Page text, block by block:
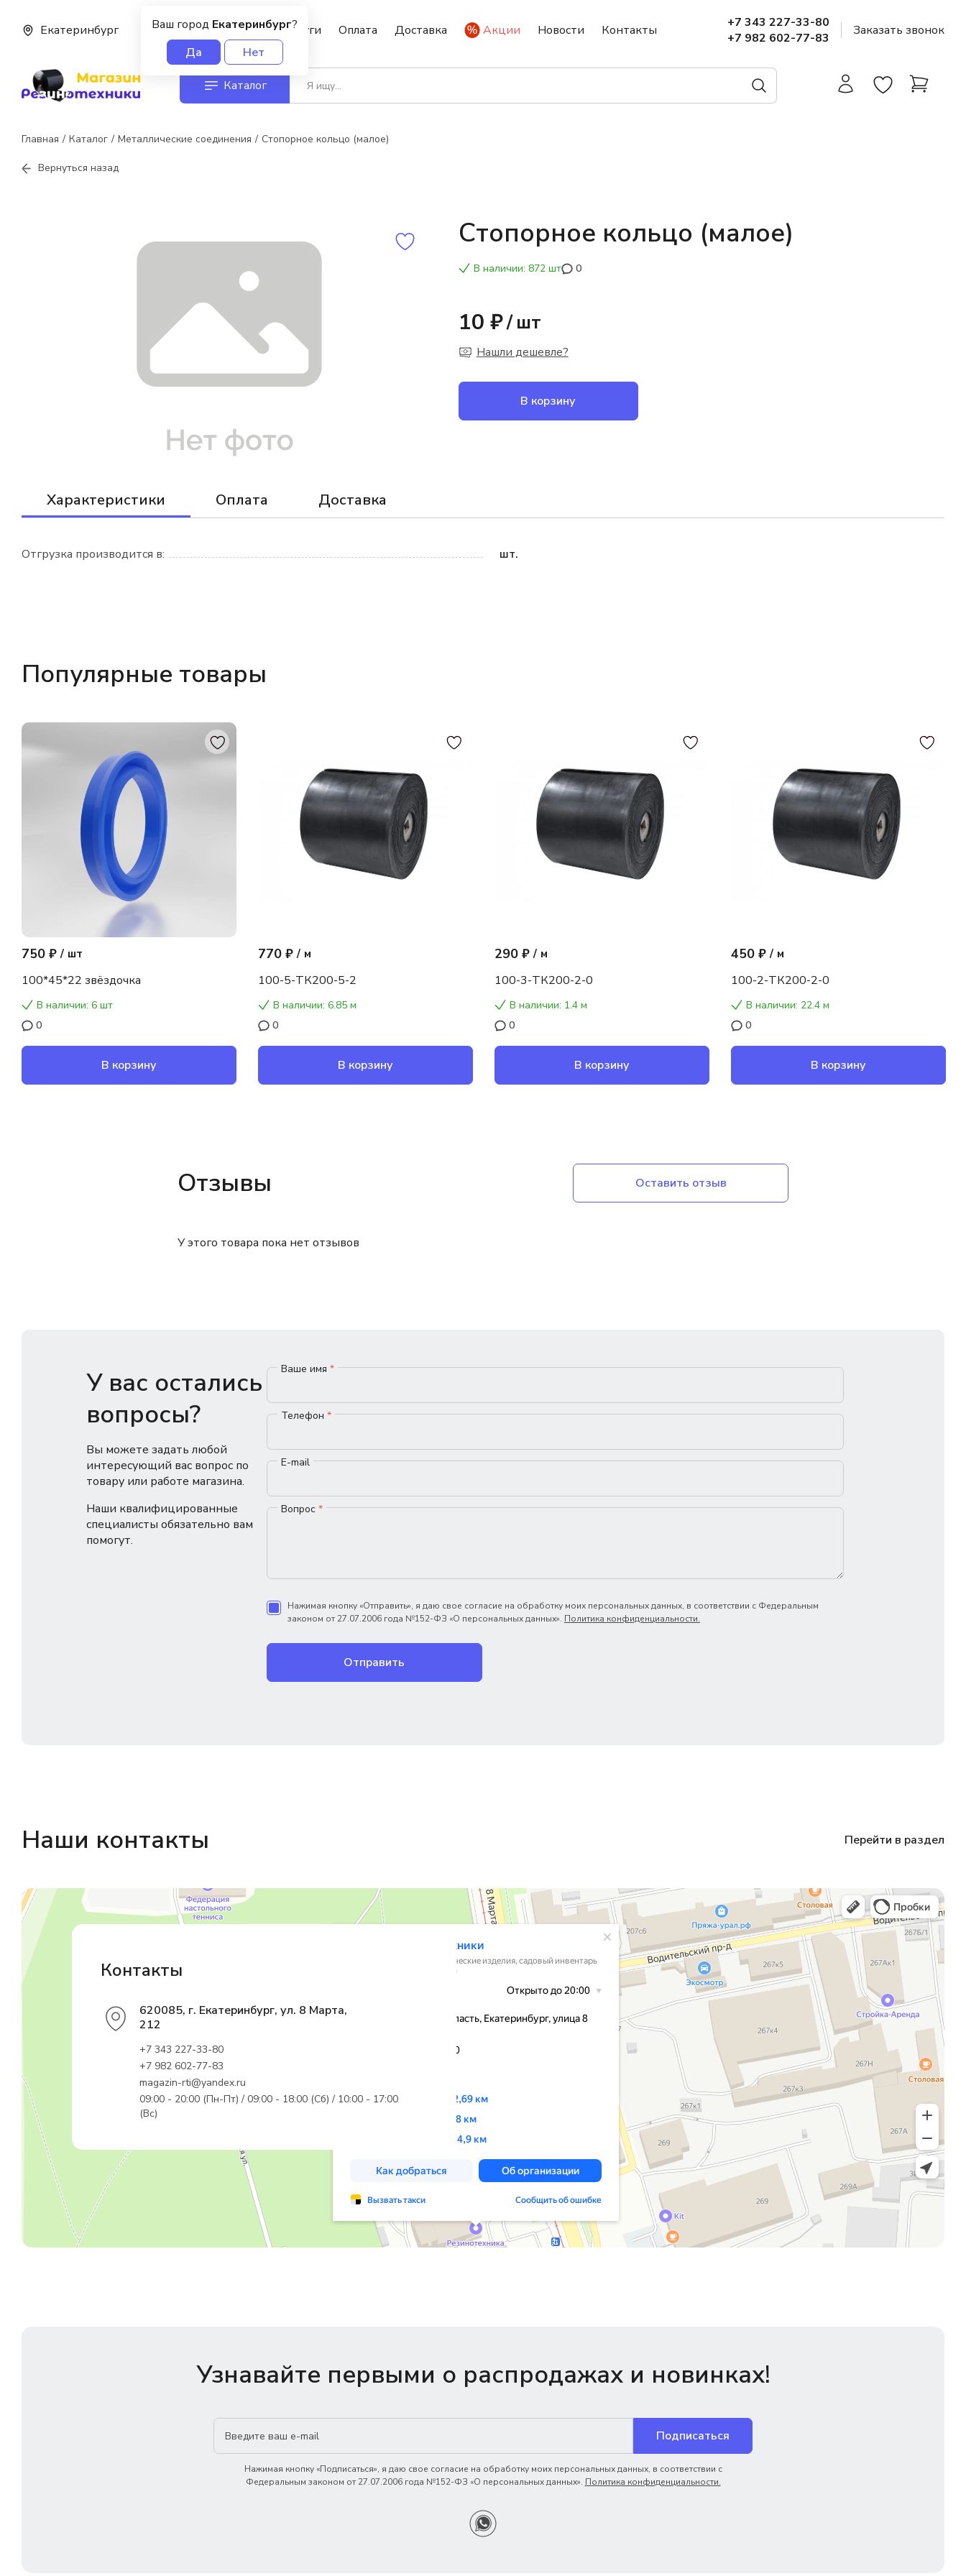
Ваш город Екатеринбург?
Да
Нет
Екатеринбург О нас Услуги Оплата Доставка Акции Новости Контакты
+7 343 227-33-80
+7 982 602-77-83
Заказать звонок
Каталог
Главная Каталог Металлические соединения Стопорное кольцо (малое)
Вернуться назад
Стопорное кольцо (малое)
В наличии: 872 шт 0
10 ₽/ шт
Нашли дешевле?
В корзину
Характеристики Оплата Доставка
Отгрузка производится в: шт.
Популярные товары
750 ₽ / шт
100*45*22 звёздочка
В наличии: 6 шт
0
В корзину
770 ₽ / м
100-5-ТК200-5-2
В наличии: 6.85 м
0
В корзину
290 ₽ / м
100-3-ТК200-2-0
В наличии: 1.4 м
0
В корзину
450 ₽ / м
100-2-ТК200-2-0
В наличии: 22.4 м
0
В корзину
Отзывы Оставить отзыв
У этого товара пока нет отзывов
У вас остались
вопросы?
Вы можете задать любой
интересующий вас вопрос по
товару или работе магазина.
Наши квалифицированные
специалисты обязательно вам
помогут.
Ваше имя *
Телефон *
E-mail
Вопрос *
Нажимая кнопку «Отправить», я даю свое согласие на обработку моих персональных данных, в соответствии с Федеральным
законом от 27.07.2006 года №152-ФЗ «О персональных данных». Политика конфиденциальности.
Отправить
Наши контакты Перейти в раздел
Магазин резинотехники
Резиновые и резинотехнические изделия в Екатеринбурге
Садовый инвентарь и техника в Екатеринбурге
Контакты
620085, г. Екатеринбург, ул. 8 Марта,
212
+7 343 227-33-80
+7 982 602-77-83
magazin-rti@yandex.ru
09:00 - 20:00 (Пн-Пт) / 09:00 - 18:00 (Сб) / 10:00 - 17:00
(Вс)
Узнавайте первыми о распродажах и новинках!
Подписаться
Нажимая кнопку «Подписаться», я даю свое согласие на обработку моих персональных данных, в соответствии с
Федеральным законом от 27.07.2006 года №152-ФЗ «О персональных данных». Политика конфиденциальности.